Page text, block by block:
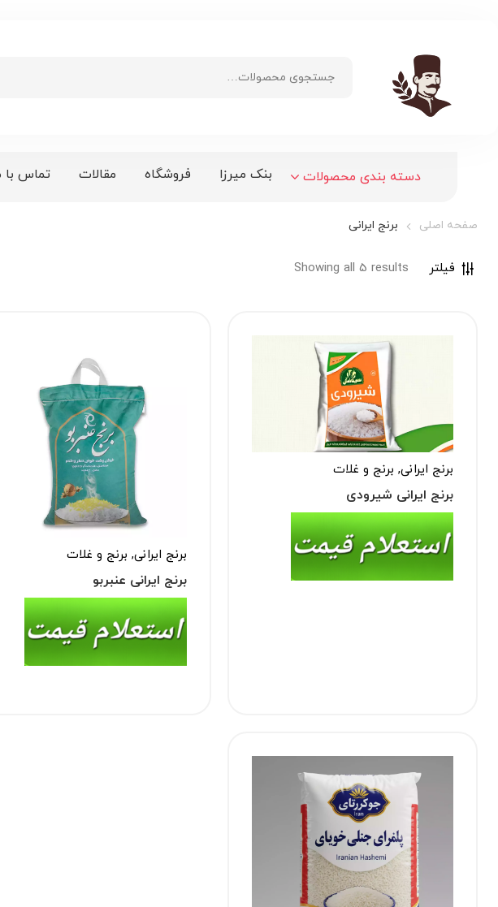
دسته بندی محصولات بنک میرزا فروشگاه مقالات تماس با
صفحه اصلی برنج ایرانی
فیلتر Showing all 5 results
برنج ایرانی, برنج و غلات
برنج ایرانی شیرودی
برنج ایرانی, برنج و غلات
برنج ایرانی عنبربو